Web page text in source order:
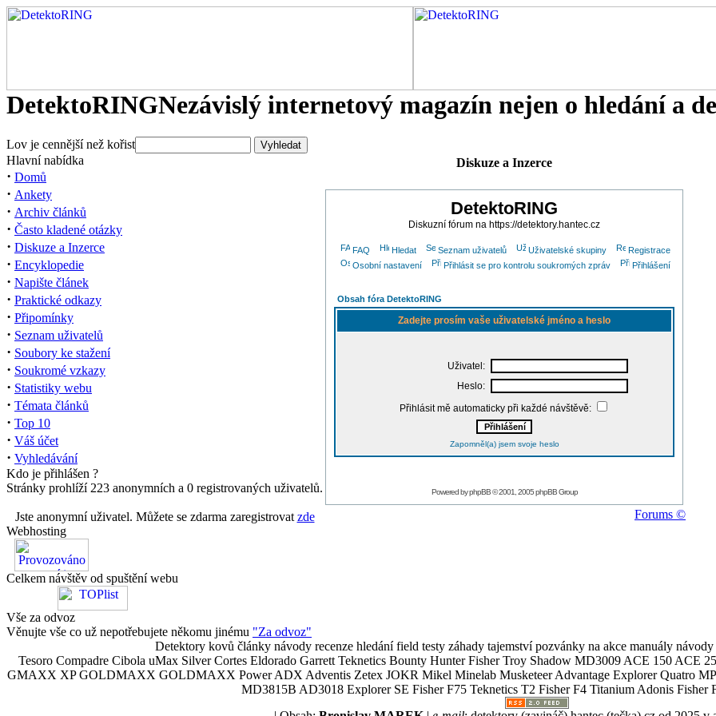
DetektoRINGNezávislý internetový magazín nejen o hledání a
Lov je cennější než kořist
Hlavní nabídka
· Domů
· Ankety
· Archiv článků
· Často kladené otázky
· Diskuze a Inzerce
· Encyklopedie
· Napište článek
· Praktické odkazy
· Připomínky
· Seznam uživatelů
· Soubory ke stažení
· Soukromé vzkazy
· Statistiky webu
· Témata článků
· Top 10
· Váš účet
· Vyhledávání
Kdo je přihlášen ?
Stránky prohlíží 223 anonymních a 0 registrovaných uživatelů.
Jste anonymní uživatel. Můžete se zdarma zaregistrovat zde
Webhosting
Celkem návštěv od spuštění webu
Vše za odvoz
Věnujte vše co už nepotřebujete někomu jinému "Za odvoz"
Diskuze a Inzerce
DetektoRING
Diskuzní fórum na https://detektory.hantec.cz
FAQ Hledat Seznam uživatelů Uživatelské skupiny
Registrace
Osobní nastavení
Přihlásit se pro kontrolu soukromých zpráv Přihlášení
Obsah fóra DetektoRING
Zadejte prosím vaše uživatelské jméno a heslo
Uživatel:
Heslo:
Přihlásit mě automaticky při každé návštěvě:
Zapomněl(a) jsem svoje heslo
Powered byphpBB© 2001, 2005 phpBB Group
Forums ©
Detektory kovů články návody recenze hledání field testy záhady tajemství pozvánky na akce manuály
Tesoro Compadre Cibola uMax Silver Cortes Eldorado Garrett Teknetics Bounty Hunter Fisher Troy Shadow MD3009 ACE 150 ACE
GMAXX XP GOLDMAXX GOLDMAXX Power ADX Adventis Zetex JOKR Mikel Minelab Musketeer Advantage Explorer Quatro
MD3815B AD3018 Explorer SE Fisher F75 Teknetics T2 Fisher F4 Titanium Adonis Fisher